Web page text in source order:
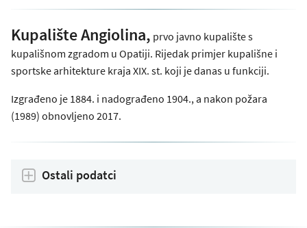
Kupalište Angiolina, prvo javno kupalište s
kupališnom zgradom u Opatiji. Rijedak primjer kupališne i
sportske arhitekture kraja XIX. st. koji je danas u funkciji.
Izgrađeno je 1884. i nadograđeno 1904., a nakon požara
(1989) obnovljeno 2017.
Ostali podatci